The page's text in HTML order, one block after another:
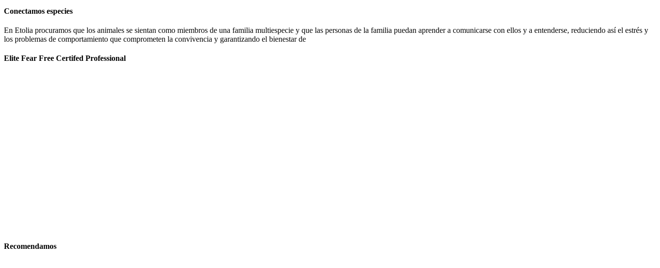
Conectamos especies
En Etolia procuramos que los animales se sientan como miembros de una familia multiespecie y que las personas de la familia puedan aprender a comunicarse con ellos y a entenderse, reduciendo así el estrés y
los problemas de comportamiento que comprometen la convivencia y garantizando el bienestar de
Elite Fear Free Certifed Professional
Recomendamos